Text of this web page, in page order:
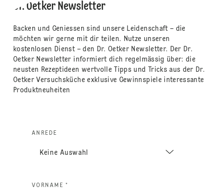
Dr. Oetker Newsletter
Backen und Geniessen sind unsere Leidenschaft – die
möchten wir gerne mit dir teilen. Nutze unseren
kostenlosen Dienst – den Dr. Oetker Newsletter. Der Dr.
Oetker Newsletter informiert dich regelmässig über: die
neusten Rezeptideen wertvolle Tipps und Tricks aus der Dr.
Oetker Versuchsküche exklusive Gewinnspiele interessante
Produktneuheiten
ANREDE
VORNAME *